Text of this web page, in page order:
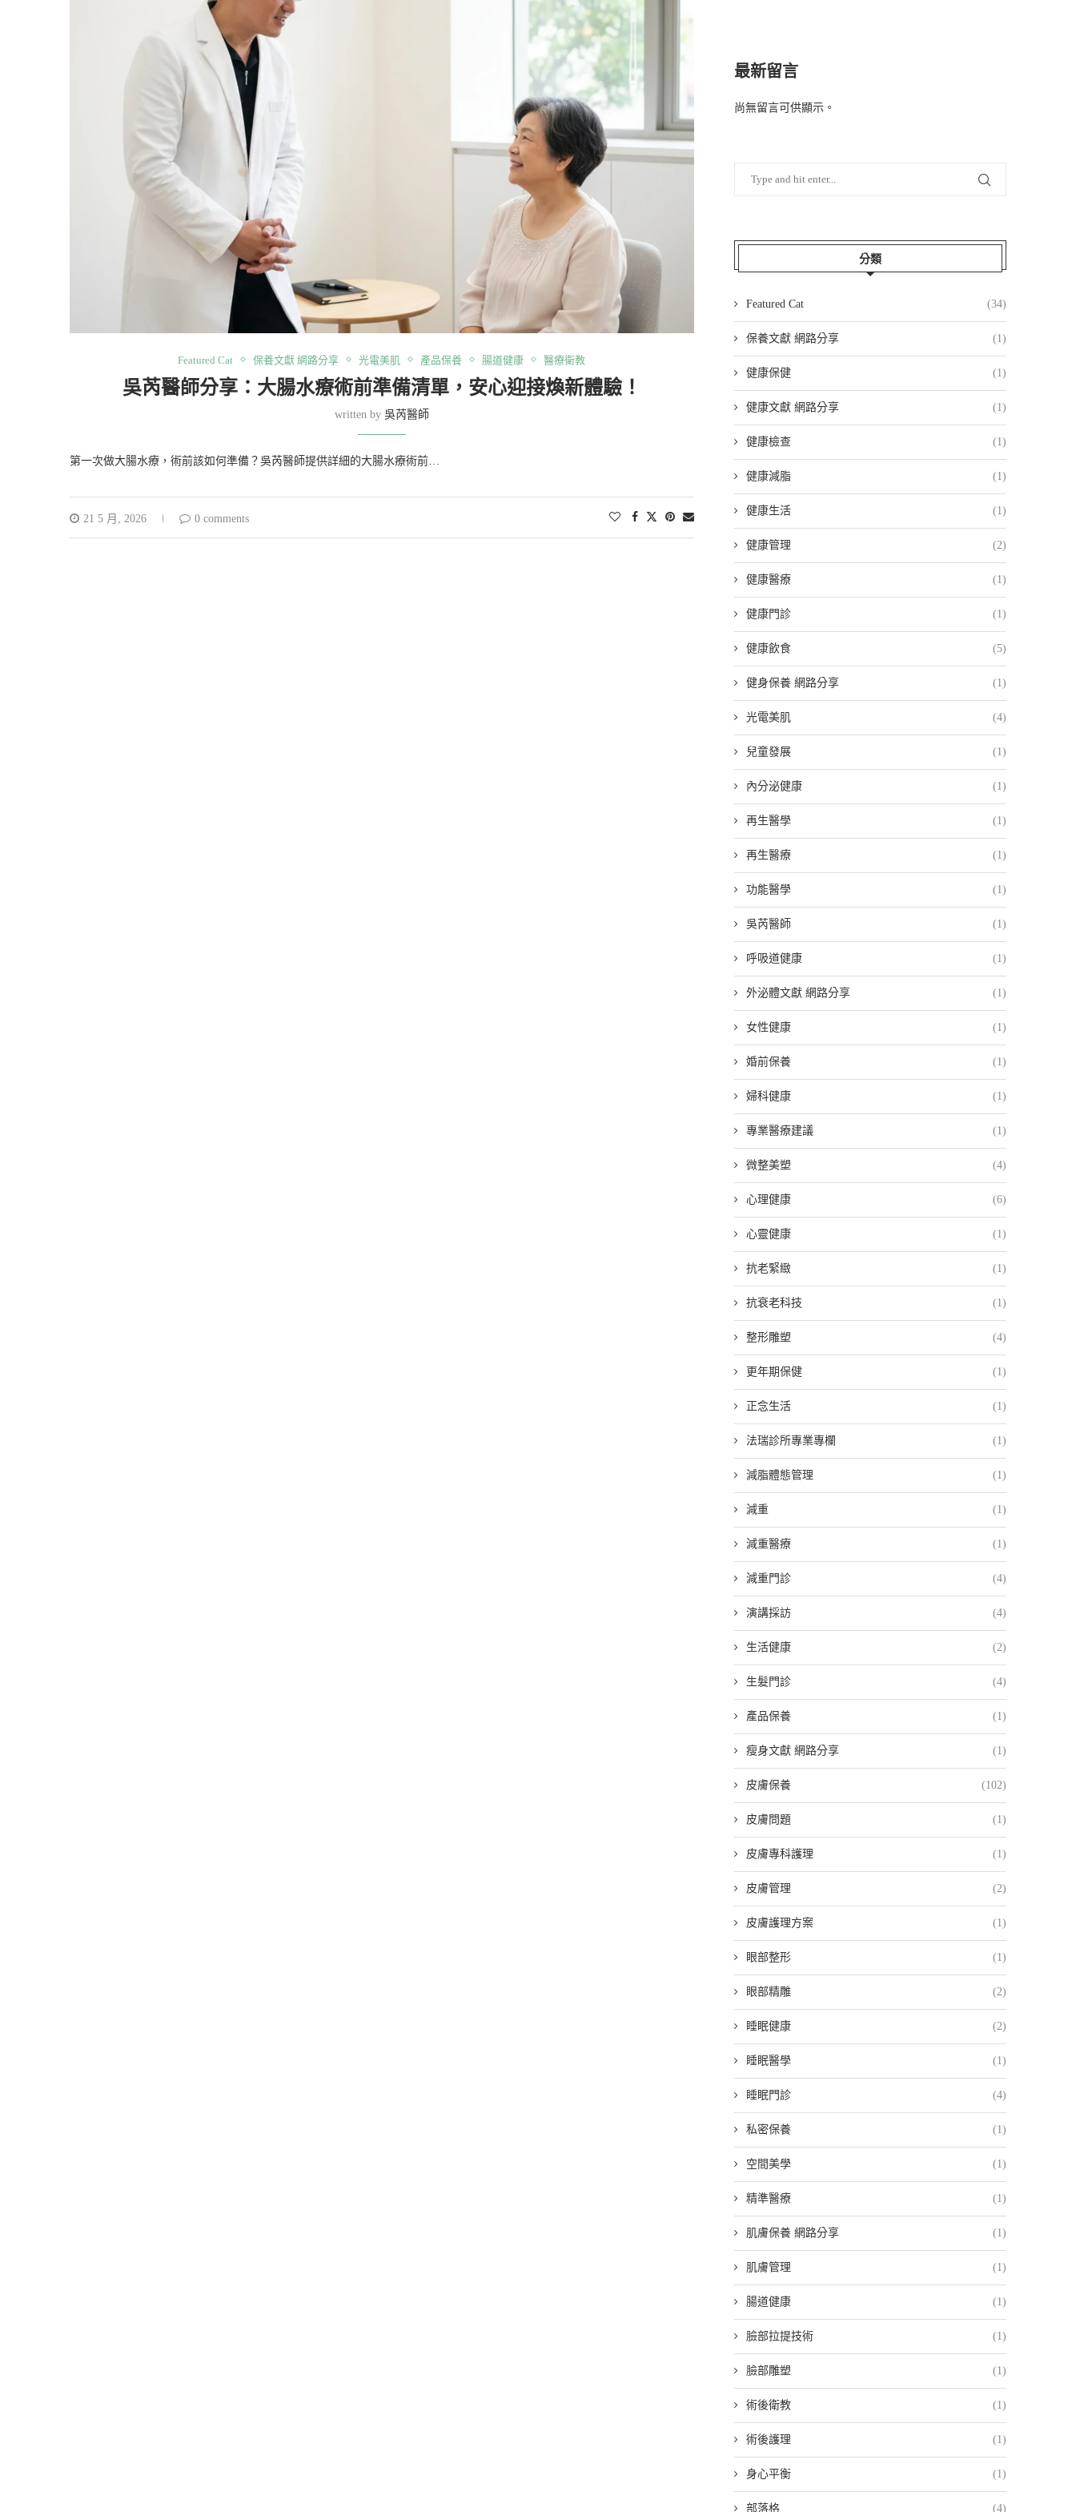
Featured Cat 保養文獻 網路分享 光電美肌 產品保養 腸道健康 醫療衛教
吳芮醫師分享：大腸水療術前準備清單，安心迎接煥新體驗！
written by 吳芮醫師
第一次做大腸水療，術前該如何準備？吳芮醫師提供詳細的大腸水療術前…
21 5 月, 2026 0 comments
最新留言
尚無留言可供顯示。
分類
Featured Cat (34)
保養文獻 網路分享 (1)
健康保健 (1)
健康文獻 網路分享 (1)
健康檢查 (1)
健康減脂 (1)
健康生活 (1)
健康管理 (2)
健康醫療 (1)
健康門診 (1)
健康飲食 (5)
健身保養 網路分享 (1)
光電美肌 (4)
兒童發展 (1)
內分泌健康 (1)
再生醫學 (1)
再生醫療 (1)
功能醫學 (1)
吳芮醫師 (1)
呼吸道健康 (1)
外泌體文獻 網路分享 (1)
女性健康 (1)
婚前保養 (1)
婦科健康 (1)
專業醫療建議 (1)
微整美塑 (4)
心理健康 (6)
心靈健康 (1)
抗老緊緻 (1)
抗衰老科技 (1)
整形雕塑 (4)
更年期保健 (1)
正念生活 (1)
法瑞診所專業專欄 (1)
減脂體態管理 (1)
減重 (1)
減重醫療 (1)
減重門診 (4)
演講採訪 (4)
生活健康 (2)
生髮門診 (4)
產品保養 (1)
瘦身文獻 網路分享 (1)
皮膚保養 (102)
皮膚問題 (1)
皮膚專科護理 (1)
皮膚管理 (2)
皮膚護理方案 (1)
眼部整形 (1)
眼部精雕 (2)
睡眠健康 (2)
睡眠醫學 (1)
睡眠門診 (4)
私密保養 (1)
空間美學 (1)
精準醫療 (1)
肌膚保養 網路分享 (1)
肌膚管理 (1)
腸道健康 (1)
臉部拉提技術 (1)
臉部雕塑 (1)
術後衛教 (1)
術後護理 (1)
身心平衡 (1)
部落格 (4)